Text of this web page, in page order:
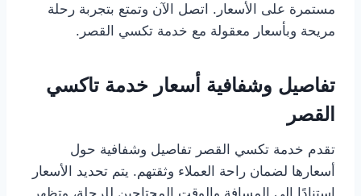
مستمرة على الأسعار. اتصل الآن وتمتع بتجربة رحلة
مريحة وبأسعار معقولة مع خدمة تكسي القصر.
تفاصيل وشفافية أسعار خدمة تاكسي
القصر
تقدم خدمة تكسي القصر تفاصيل وشفافية حول
أسعارها لضمان راحة العملاء وثقتهم. يتم تحديد الأسعار